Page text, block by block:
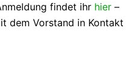
findet ihr hier –
dem Vorstand in Kontakt